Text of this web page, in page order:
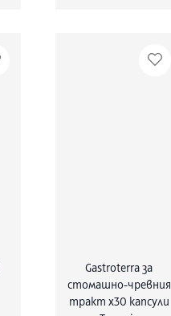
Gastroterra за
стомашно-чревния
тракт х30 капсули